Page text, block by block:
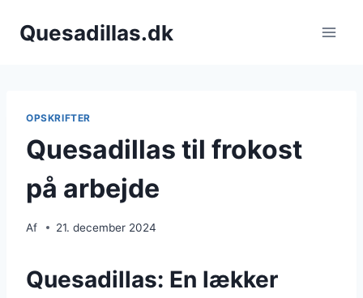
Quesadillas.dk
OPSKRIFTER
Quesadillas til frokost
på arbejde
Af 21. december 2024
Quesadillas: En lækker